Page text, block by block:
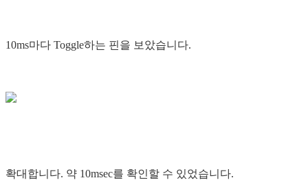
10ms마다 Toggle하는 핀을 보았습니다.
확대합니다. 약 10msec를 확인할 수 있었습니다.